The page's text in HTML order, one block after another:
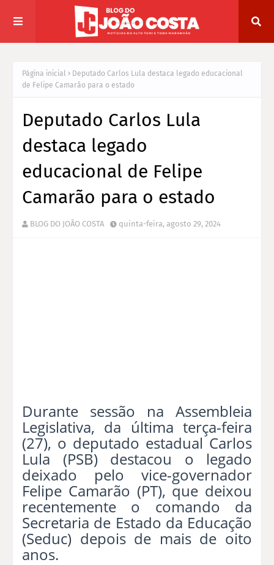
Página inicial
Deputado Carlos Lula destaca legado educacional
de Felipe Camarão para o estado
Deputado Carlos Lula
destaca legado
educacional de Felipe
Camarão para o estado
BLOG DO JOÃO COSTA quinta-feira, agosto 29, 2024
Durante sessão na Assembleia
Legislativa, da última terça-feira
(27), o deputado estadual Carlos
Lula (PSB) destacou o legado
deixado pelo vice-governador
Felipe Camarão (PT), que deixou
recentemente o comando da
Secretaria de Estado da Educação
(Seduc) depois de mais de oito
anos.